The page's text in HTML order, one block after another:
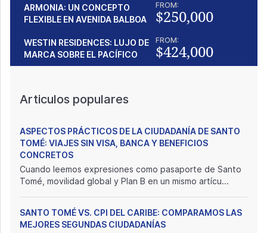
ARMONIA: UN CONCEPTO
FLEXIBLE EN AVENIDA BALBOA
FROM:
$250,000
WESTIN RESIDENCES: LUJO DE
MARCA SOBRE EL PACÍFICO
FROM:
$424,000
Articulos populares
ASPECTOS PRÁCTICOS DE LA CIUDADANÍA DE SANTO
TOMÉ: VIAJES SIN VISA, BANCA Y BENEFICIOS
CONCRETOS
Cuando leemos expresiones como pasaporte de Santo
Tomé, movilidad global y Plan B en un mismo artícu...
SANTO TOMÉ VS. CPI DEL CARIBE: COMPARAMOS LAS
MEJORES SEGUNDAS CIUDADANÍAS